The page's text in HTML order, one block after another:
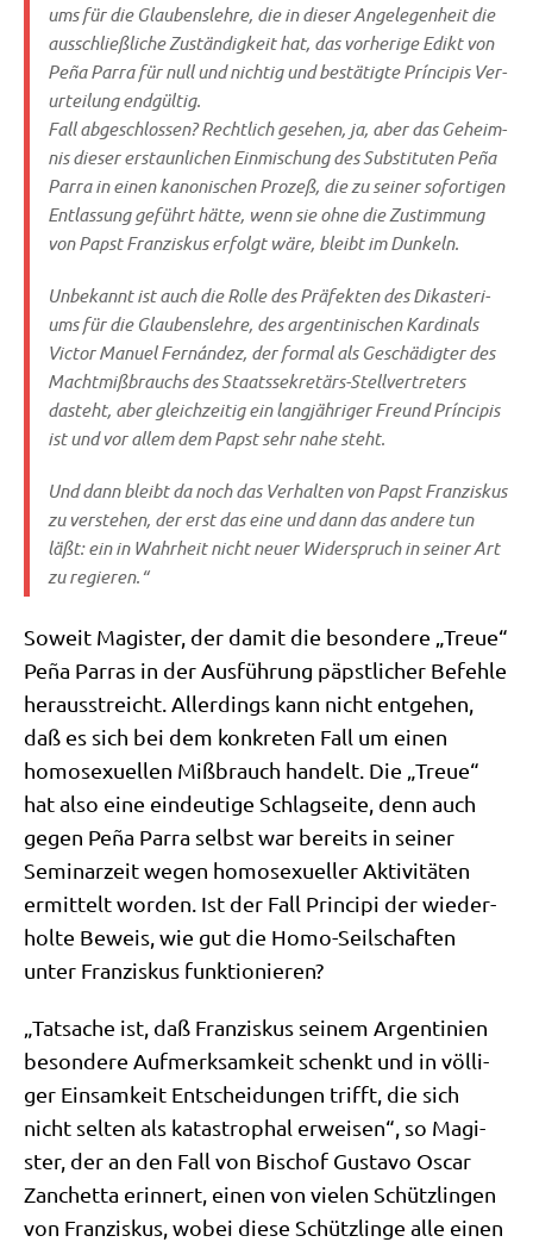
ums für die Glau­bens­leh­re, die in die­ser Ange­le­gen­heit die
aus­schließ­li­che Zustän­dig­keit hat, das vor­he­ri­ge Edikt von
Peña Par­ra für null und nich­tig und bestä­tig­te Prín­ci­pis Ver­
ur­tei­lung end­gül­tig.
Fall abge­schlos­sen? Recht­lich gese­hen, ja, aber das Geheim­
nis die­ser erstaun­li­chen Ein­mi­schung des Sub­sti­tu­ten Peña
Par­ra in einen kano­ni­schen Pro­zeß, die zu sei­ner sofor­ti­gen
Ent­las­sung geführt hät­te, wenn sie ohne die Zustim­mung
von Papst Fran­zis­kus erfolgt wäre, bleibt im Dunkeln.
Unbe­kannt ist auch die Rol­le des Prä­fek­ten des Dik­aste­ri­
ums für die Glau­bens­leh­re, des argen­ti­ni­schen Kar­di­nals
Vic­tor Manu­el Fernán­dez, der for­mal als Geschä­dig­ter des
Macht­miß­brauchs des Staats­se­kre­tärs-Stell­ver­tre­ters
dasteht, aber gleich­zei­tig ein lang­jäh­ri­ger Freund Prín­ci­pis
ist und vor allem dem Papst sehr nahe steht.
Und dann bleibt da noch das Ver­hal­ten von Papst Fran­zis­kus
zu ver­ste­hen, der erst das eine und dann das ande­re tun
läßt: ein in Wahr­heit nicht neu­er Wider­spruch in sei­ner Art
zu regieren.“
Soweit Magi­ster, der damit die beson­de­re „Treue“
Peña Par­ras in der Aus­füh­rung päpst­li­cher Befeh­le
her­aus­streicht. Aller­dings kann nicht ent­ge­hen,
daß es sich bei dem kon­kre­ten Fall um einen
homo­se­xu­el­len Miß­brauch han­delt. Die „Treue“
hat also eine ein­deu­ti­ge Schlag­sei­te, denn auch
gegen Peña Par­ra selbst war bereits in sei­ner
Semi­nar­zeit wegen homo­se­xu­el­ler Akti­vi­tä­ten
ermit­telt wor­den. Ist der Fall Prin­ci­pi der wie­der­
hol­te Beweis, wie gut die Homo-Seil­schaf­ten
unter Fran­zis­kus funktionieren?
„Tat­sa­che ist, daß Fran­zis­kus sei­nem Argen­ti­ni­en
beson­de­re Auf­merk­sam­keit schenkt und in völ­li­
ger Ein­sam­keit Ent­schei­dun­gen trifft, die sich
nicht sel­ten als kata­stro­phal erwei­sen“, so Magi­
ster, der an den Fall von Bischof Gustavo Oscar
Zan­chet­ta erin­nert, einen von vie­len Schütz­lin­gen
von Fran­zis­kus, wobei die­se Schütz­lin­ge alle einen